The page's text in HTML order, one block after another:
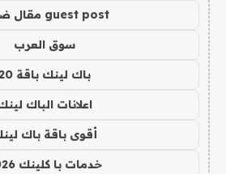
guest post مقال ضيف
سوق العرب
باك لينك باقة 20
اعلانات الباك
أقوى باقة باك
خدمات با كلينك 2026